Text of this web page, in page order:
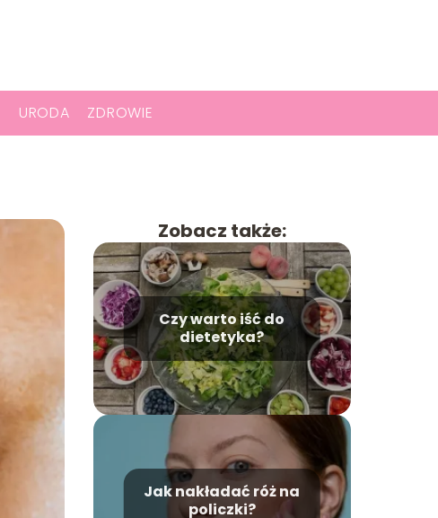
URODA ZDROWIE
Zobacz także:
Czy warto iść do
dietetyka?
Jak nakładać róż na
policzki?